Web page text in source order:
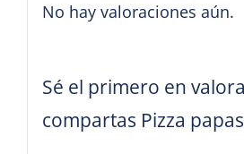
No hay valoraciones aún.
Sé el primero en
compartas Pizza